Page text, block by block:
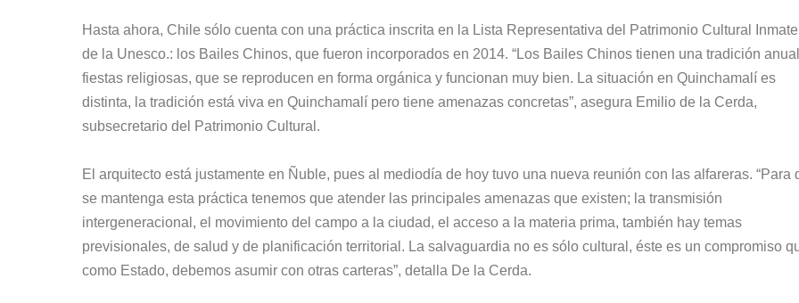
Hasta ahora, Chile sólo cuenta con una práctica inscrita en la Lista Representativa del Patrimonio Cultural
de la Unesco.: los Bailes Chinos, que fueron incorporados en 2014. “Los Bailes Chinos tienen una tradición
fiestas religiosas, que se reproducen en forma orgánica y funcionan muy bien. La situación en Quinchamalí es
distinta, la tradición está viva en Quinchamalí pero tiene amenazas concretas”, asegura Emilio de la Cerda,
subsecretario del Patrimonio Cultural.
El arquitecto está justamente en Ñuble, pues al mediodía de hoy tuvo una nueva reunión con las alfareras. “Para
se mantenga esta práctica tenemos que atender las principales amenazas que existen; la transmisión
intergeneracional, el movimiento del campo a la ciudad, el acceso a la materia prima, también hay temas
previsionales, de salud y de planificación territorial. La salvaguardia no es sólo cultural, éste es un compromiso
como Estado, debemos asumir con otras carteras”, detalla De la Cerda.